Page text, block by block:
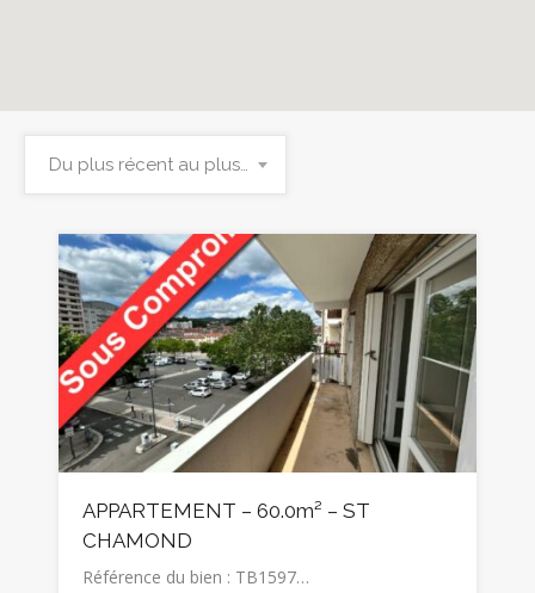
Du plus récent au plus ancien
APPARTEMENT – 60.0m² – ST
CHAMOND
Référence du bien : TB1597…